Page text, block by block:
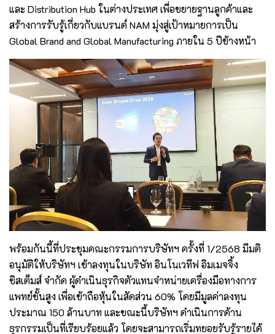
และ Distribution Hub ในต่างประเทศ เพื่อขยายฐานลูกค้าและ
สร้างการรับรู้เกี่ยวกับแบรนด์ NAM มุ่งสู่เป้าหมายการเป็น
Global Brand and Global Manufacturing ภายใน 5 ปีข้างหน้า
พร้อมกันนี้ที่ประชุมคณะกรรมการบริษัทฯ ครั้งที่ 1/2568 มีมติ
อนุมัติให้บริษัทฯ เข้าลงทุนในบริษัท อินโนเวทีฟ อิมเมจจิ้ง
ซิสเต็มส์ จำกัด ผู้ดำเนินธุรกิจตัวแทนจำหน่ายเครื่องมือทางการ
แพทย์ชั้นสูง เพื่อเข้าถือหุ้นในสัดส่วน 60% โดยมีมูลค่าลงทุน
ประมาณ 150 ล้านบาท และขณะนี้บริษัทฯ ดำเนินการด้าน
ธุรกรรมเป็นที่เรียบร้อยแล้ว โดยจะสามารถเริ่มทยอยรับรู้รายได้